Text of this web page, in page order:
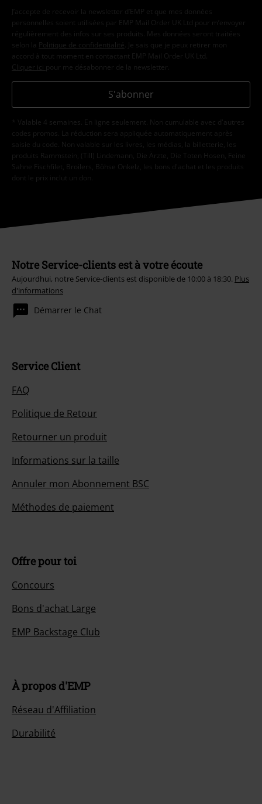
J’accepte de recevoir la newsletter d’EMP et que mes données
personnelles soient utilisées par EMP Mail Order UK Ltd pour m’envoyer
régulièrement des infos sur ses produits. Mes données seront traitées
selon la
Politique de confidentialité . Je sais que je peux retirer mon
accord à tout moment en contactant EMP Mail Order UK Ltd.
Cliquer ici pour me désabonner de la newsletter.
S'abonner
* Valable 4 semaines. En ligne seulement. Non cumulable avec d'autres
codes promos. La réduction sera appliquée automatiquement après
saisie du code. Non valable sur les livres, les médias, la billetterie, les
produits Rammstein, (Till) Lindemann, Die Ärzte, Die Toten Hosen, Feine
Sahne Fischfilet, Broilers, Böhse Onkelz, les bons d'achat et les produits
dont le prix inclut un don.
Notre Service-clients est à votre écoute
Aujourdhui, notre Service-clients est disponible de 10:00 à 18:30. Plus
d'informations
Démarrer le Chat
Service Client
FAQ
Politique de Retour
Retourner un produit
Informations sur la taille
Annuler mon Abonnement BSC
Méthodes de paiement
Offre pour toi
Concours
Bons d'achat Large
EMP Backstage Club
À propos d'EMP
Réseau d'Affiliation
Durabilité